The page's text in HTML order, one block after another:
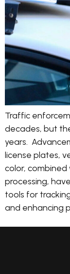
Traffic
decades, but
years.
license plates,
color,
processing,
tools for
and enhancing